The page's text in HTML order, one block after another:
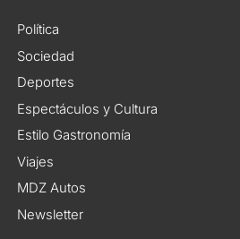
Política
Sociedad
Deportes
Espectáculos y Cultura
Estilo Gastronomía
Viajes
MDZ Autos
Newsletter